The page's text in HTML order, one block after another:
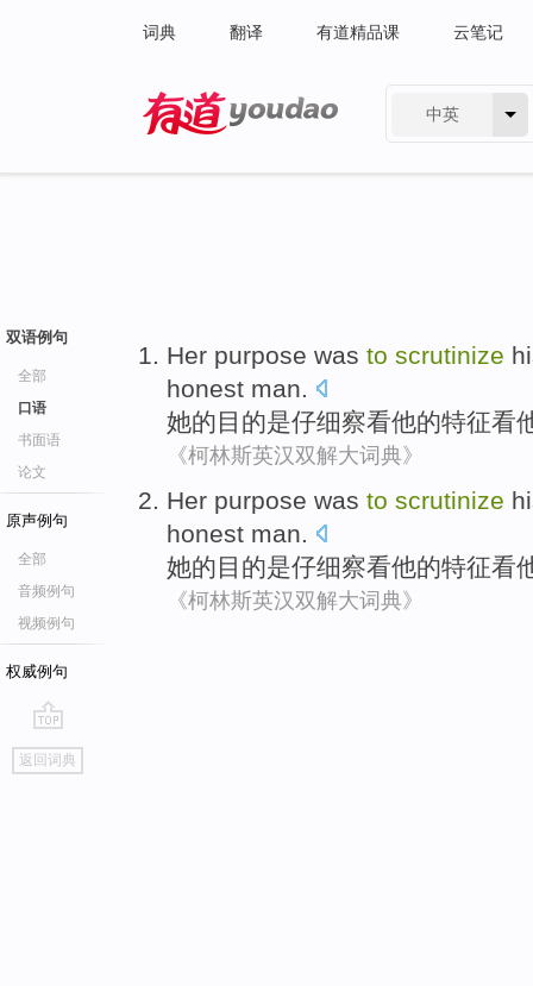
词典 翻译 有道精品课 云笔记
中英
双语例句
全部
口语
书面语
论文
原声例句
全部
音频例句
视频例句
权威例句
go
top
返回词典
Her purpose was to scrutinize
honest man.
她的目的是仔细察看他的特征看
《柯林斯英汉双解大词典》
Her purpose was to scrutinize
honest man.
她的目的是仔细察看他的特征看
《柯林斯英汉双解大词典》